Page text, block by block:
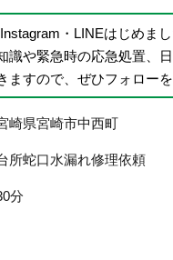
・LINEはじめま
識や緊急時の応急処置、
ますので、ぜひフォロー
崎県宮崎市中西町
所蛇口水漏れ修理依頼
分